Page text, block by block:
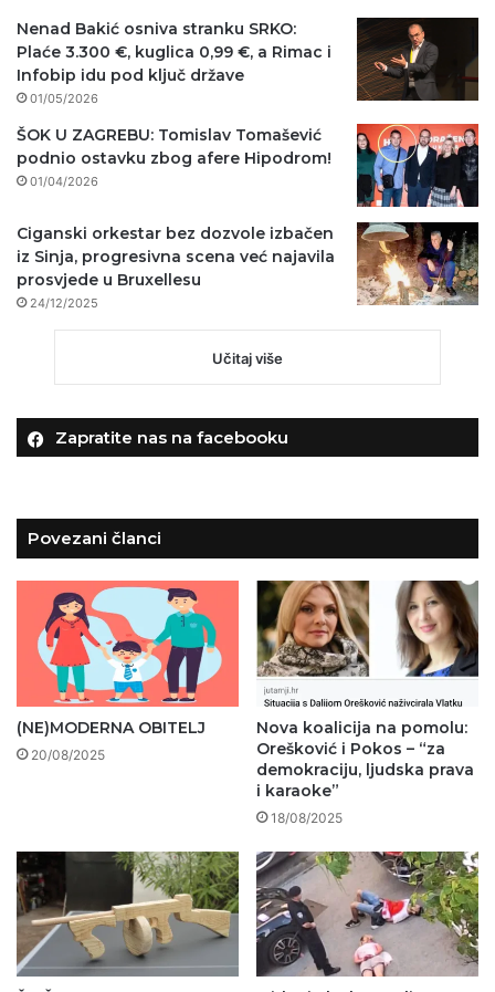
Nenad Bakić osniva stranku SRKO:
Plaće 3.300 €, kuglica 0,99 €, a Rimac i
Infobip idu pod ključ države
01/05/2026
ŠOK U ZAGREBU: Tomislav Tomašević
podnio ostavku zbog afere Hipodrom!
01/04/2026
Ciganski orkestar bez dozvole izbačen
iz Sinja, progresivna scena već najavila
prosvjede u Bruxellesu
24/12/2025
Učitaj više
Zapratite nas na facebooku
Povezani članci
(NE)MODERNA OBITELJ
20/08/2025
Nova koalicija na pomolu:
Orešković i Pokos – “za
demokraciju, ljudska prava
i karaoke”
18/08/2025